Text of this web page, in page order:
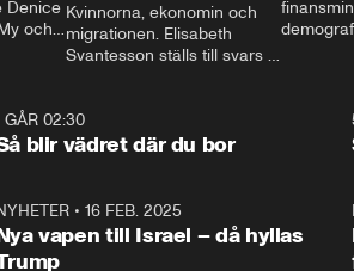
Denice
och
Kvinnorna, ekonomin och
migrationen. Elisabeth
Svantesson ställs till svars
1:06
GÅR 02:30
blir vädret där du bor
• 16 FEB. 2025
vapen till Israel – då hyllas